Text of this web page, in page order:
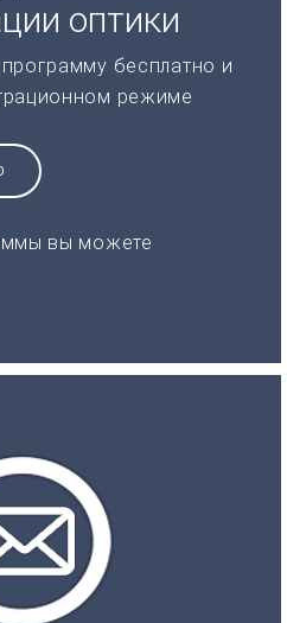
оптики
бесплатно и
режиме
вы можете